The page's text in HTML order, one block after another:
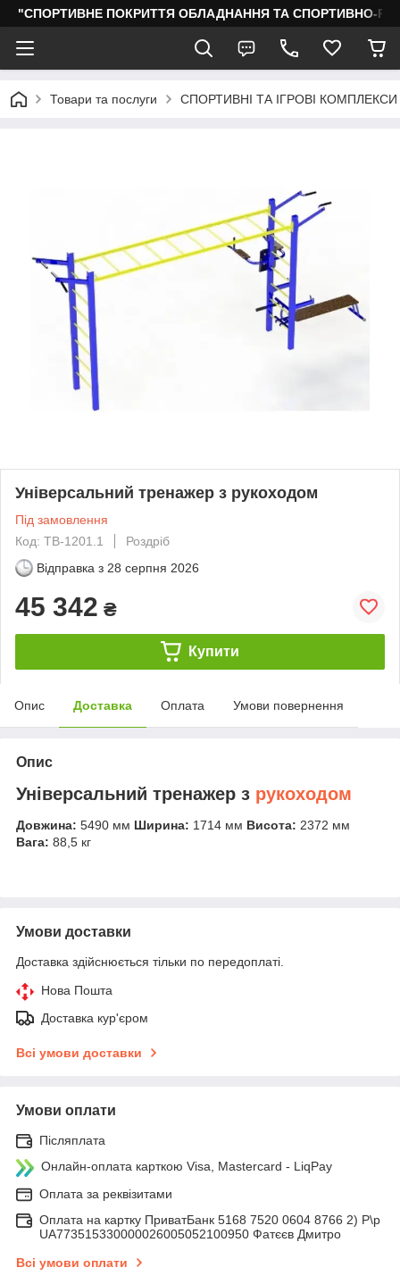
"СПОРТИВНЕ ПОКРИТТЯ ОБЛАДНАННЯ ТА СПОРТИВНО-
Товари та послуги СПОРТИВНІ ТА ІГРОВІ
Універсальний тренажер з рукоходом
Під замовлення
Код: ТВ-1201.1
Роздріб
Відправка з 28 серпня 2026
45 342 ₴
Купити
Опис Доставка Оплата Умови повернення
Опис
Універсальний тренажер з рукоходом
Довжина: 5490 мм Ширина: 1714 мм Висота: 2372 мм
Вага: 88,5 кг
Умови доставки
Доставка здійснюється тільки по передоплаті.
Нова Пошта
Доставка кур'єром
Всі умови доставки
Умови оплати
Післяплата
Онлайн-оплата карткою Visa, Mastercard - LiqPay
Оплата за реквізитами
Оплата на картку ПриватБанк 5168 7520 0604 8766 2) Р\р
UA773515330000026005052100950 Фатєєв Дмитро
Всі умови оплати